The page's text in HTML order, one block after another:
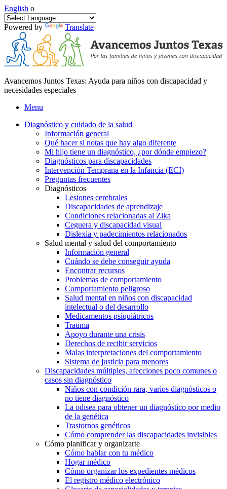
English o
Powered by Translate
Avancemos Juntos Texas: Ayuda para niños con discapacidad y
necesidades especiales
Menu
Diagnóstico y cuidado de la salud
Información general
Qué hacer si notas que hay algo diferente
Mi hijo tiene un diagnóstico, ¿por dónde empiezo?
Diagnósticos para discapacidades
Intervención Temprana en la Infancia (ECI)
Preguntas frecuentes
Diagnósticos
Lesiones cerebrales
Discapacidades de aprendizaje
Condiciones relacionadas al Zika
Ceguera y discapacidad visual
Dislexia y padecimientos relacionados
Salud mental y salud del comportamiento
Información general
Cuándo se debe conseguir ayuda
Encontrar recursos
Problemas de comportamiento
Comportamiento peligroso
Salud mental en niños con discapacidad
intelectual o del desarrollo
Medicamentos psiquiátricos
Trauma
Apoyo durante una crisis
Derechos de recibir servicios
Malas interpretaciones del comportamiento
Sistema de justicia para menores
Discapacidades múltiples, afecciones poco comunes o
casos sin diagnóstico
Niños con condición rara, varios diagnósticos o
no tiene diagnóstico
La odisea para obtener un diagnóstico por medio
de la genética
Trastornos genéticos
Cómo comprender las discapacidades invisibles
Cómo planificar y organizarte
Cómo hablar con tu médico
Hogar médico
Cómo organizar los expedientes médicos
El registro médico electrónico